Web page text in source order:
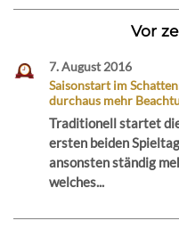
Vor
7. August 2016
Saisonstart im
durchaus mehr
Traditionell startet
ersten beiden
ansonsten ständig
welches...